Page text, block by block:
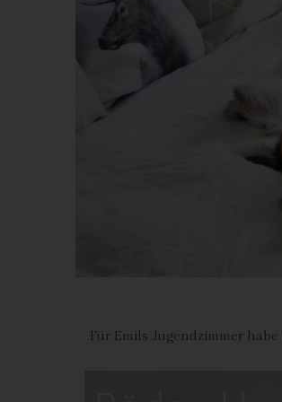
Für Emils Jugendzimmer
Verantwortlicher im Sinne der
den Mitgliedstaaten der
und anderer Bestimmungen
Röda Hus
Cookies